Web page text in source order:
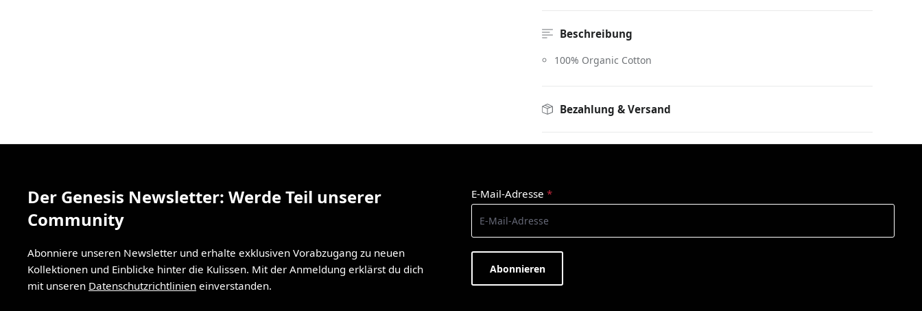
Beschreibung
100% Organic Cotton
Bezahlung & Versand
Der Genesis Newsletter: Werde Teil unserer
Community
Abonniere unseren Newsletter und erhalte exklusiven Vorabzugang zu neuen
Kollektionen und Einblicke hinter die Kulissen. Mit der Anmeldung erklärst du dich
mit unseren Datenschutzrichtlinien einverstanden.
E-Mail-Adresse *
Abonnieren